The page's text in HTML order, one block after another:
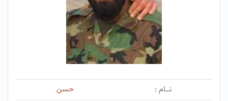
نــام :
حسن